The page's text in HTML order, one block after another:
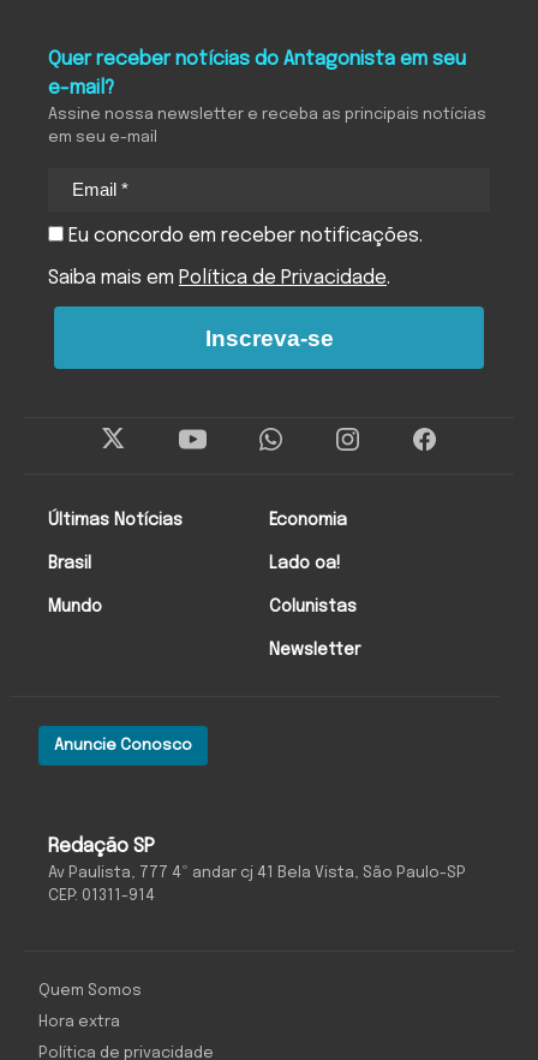
Redação SP
Av Paulista, 777 4º andar cj 41 Bela Vista, São Paulo-SP
CEP: 01311-914
Anuncie Conosco
Últimas Notícias
Brasil
Mundo
Economia
Lado oa!
Colunistas
Newsletter
Quer receber notícias do Antagonista em seu
e-mail?
Assine nossa newsletter e receba as principais notícias
em seu e-mail
Eu concordo em receber notificações.
Saiba mais em Política de Privacidade.
Inscreva-se
Quem Somos
Hora extra
Política de privacidade